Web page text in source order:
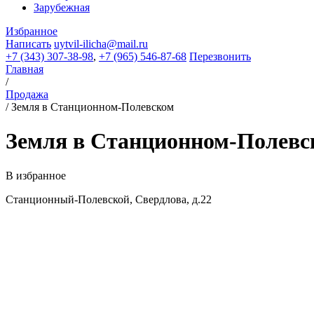
Зарубежная
Избранное
Написать uytvil-ilicha@mail.ru
+7 (343) 307-38-98, +7 (965) 546-87-68 Перезвонить
Главная
/
Продажа
/Земля в Станционном-Полевском
Земля в Станционном-
В избранное
Станционный-Полевской, Свердлова, д.22